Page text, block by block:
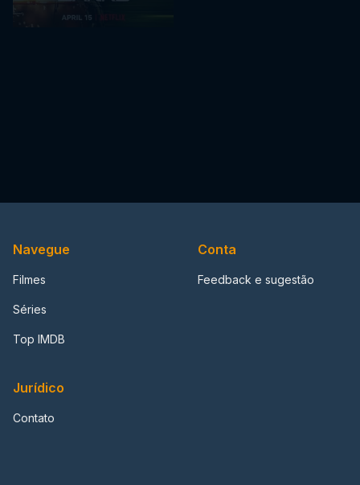
Navegue
Filmes
Séries
Top IMDB
Conta
Feedback e sugestão
Jurídico
Contato